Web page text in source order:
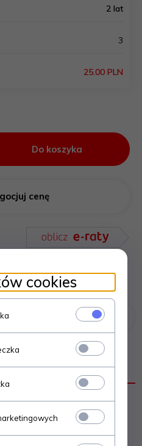
2 lat
3
25.00 PLN
Do koszyka
cenę
Następny produkt
szlifowana z
się z bogatą ofertą
cookies